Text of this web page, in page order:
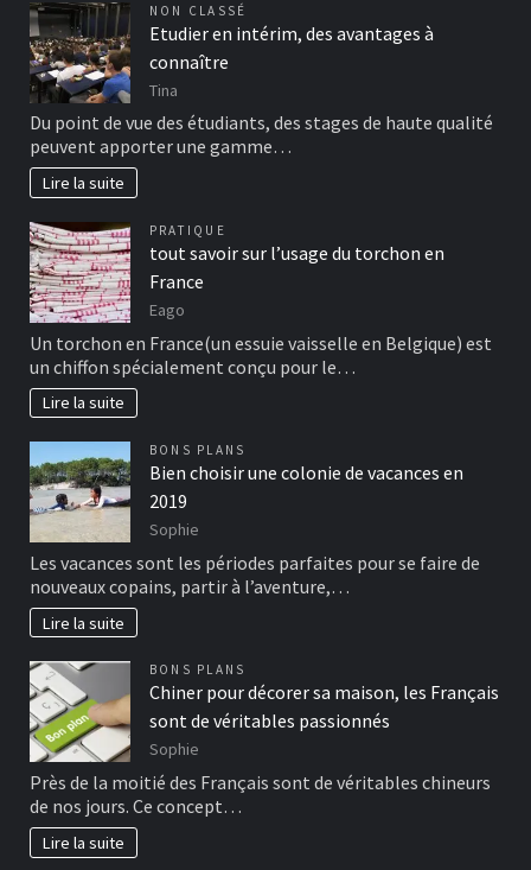
NON CLASSÉ
Etudier en intérim, des avantages à
connaître
Tina
Du point de vue des étudiants, des stages de haute qualité
peuvent apporter une gamme…
Lire la suite
PRATIQUE
tout savoir sur l’usage du torchon en
France
Eago
Un torchon en France(un essuie vaisselle en Belgique) est
un chiffon spécialement conçu pour le…
Lire la suite
BONS PLANS
Bien choisir une colonie de vacances en
2019
Sophie
Les vacances sont les périodes parfaites pour se faire de
nouveaux copains, partir à l’aventure,…
Lire la suite
BONS PLANS
Chiner pour décorer sa maison, les Français
sont de véritables passionnés
Sophie
Près de la moitié des Français sont de véritables chineurs
de nos jours. Ce concept…
Lire la suite